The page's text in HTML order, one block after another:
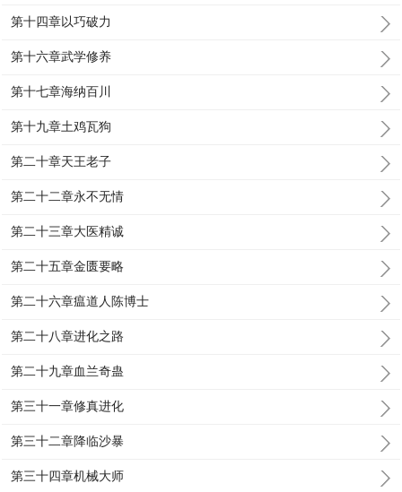
第十四章以巧破力
第十六章武学修养
第十七章海纳百川
第十九章土鸡瓦狗
第二十章天王老子
第二十二章永不无情
第二十三章大医精诚
第二十五章金匮要略
第二十六章瘟道人陈博士
第二十八章进化之路
第二十九章血兰奇蛊
第三十一章修真进化
第三十二章降临沙暴
第三十四章机械大师